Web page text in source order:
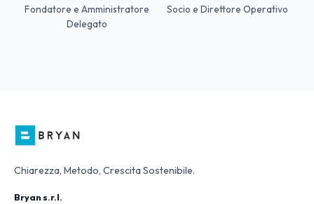
Fondatore e Amministratore
Delegato
Socio e Direttore Operativo
Chiarezza, Metodo, Crescita Sostenibile.
Bryan s.r.l.